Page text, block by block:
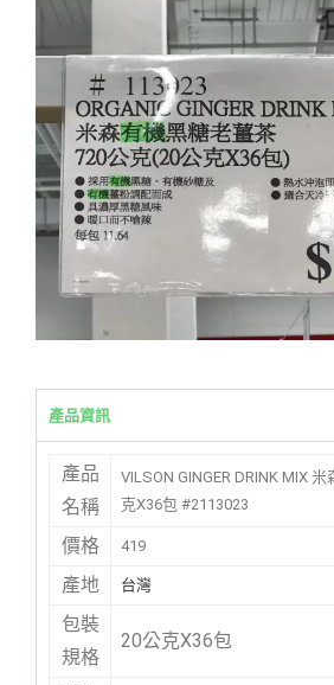
產品資訊
產品
名稱
VILSON GINGER DRINK MIX
克X36包 #2113023
價格 419
產地 台灣
包裝
規格
20公克X36包